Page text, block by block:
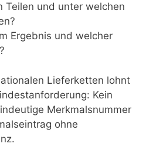
Teilen und unter welchen
Ergebnis und welcher
Lieferketten lohnt
Kein
Merkmalsnummer
ohne